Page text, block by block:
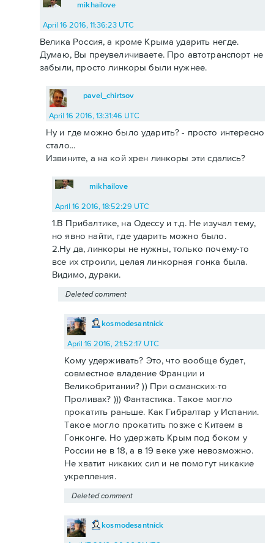
mikhailove
April 16 2016, 11:36:23 UTC
Велика Россия, а кроме Крыма ударить негде.
Думаю, Вы преувеличиваете. Про автотранспорт не
забыли, просто линкоры были нужнее.
pavel_chirtsov
April 16 2016, 13:31:46 UTC
Ну и где можно было ударить? - просто интересно
стало...
Извините, а на кой хрен линкоры эти сдались?
mikhailove
April 16 2016, 18:52:29 UTC
1.В Прибалтике, на Одессу и т.д. Не изучал тему,
но явно найти, где ударить можно было.
2.Ну да, линкоры не нужны, только почему-то
все их строили, целая линкорная гонка была.
Видимо, дураки.
Deleted comment
kosmodesantnick
April 16 2016, 21:52:17 UTC
Кому удерживать? Это, что вообще будет,
совместное владение Франции и
Великобритании? )) При османских-то
Проливах? ))) Фантастика. Такое могло
прокатить раньше. Как Гибралтар у Испании.
Такое могло прокатить позже с Китаем в
Гонконге. Но удержать Крым под боком у
России не в 18, а в 19 веке уже невозможно.
Не хватит никаких сил и не помогут никакие
укрепления.
Deleted comment
kosmodesantnick